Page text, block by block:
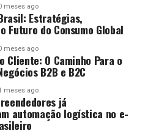
meses ago
Estratégias,
Futuro do Consumo Global
meses ago
Cliente: O Caminho Para o
B2B e B2C
meses ago
já
automação logística no e-